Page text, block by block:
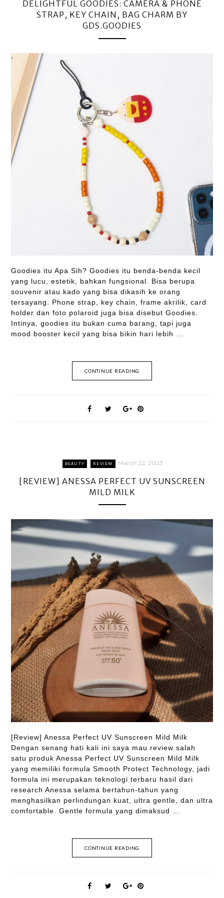
DELIGHTFUL GOODIES: CAMERA & PHONE
STRAP, KEY CHAIN, BAG CHARM BY
GDS.GOODIES
Goodies itu Apa Sih? Goodies itu benda-benda kecil
yang lucu, estetik, bahkan fungsional. Bisa berupa
souvenir atau kado yang bisa dikasih ke orang
tersayang. Phone strap, key chain, frame akrilik, card
holder dan foto polaroid juga bisa disebut Goodies.
Intinya, goodies itu bukan cuma barang, tapi juga
mood booster kecil yang bisa bikin hari lebih …
CONTINUE READING
BEAUTY REVIEW March 22, 2023
[REVIEW] ANESSA PERFECT UV SUNSCREEN
MILD MILK
[Review] Anessa Perfect UV Sunscreen Mild Milk
Dengan senang hati kali ini saya mau review salah
satu produk Anessa Perfect UV Sunscreen Mild Milk
yang memiliki formula Smooth Protect Technology, jadi
formula ini merupakan teknologi terbaru hasil dari
research Anessa selama bertahun-tahun yang
menghasilkan perlindungan kuat, ultra gentle, dan ultra
comfortable. Gentle formula yang dimaksud …
CONTINUE READING